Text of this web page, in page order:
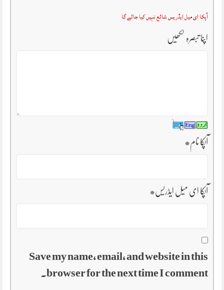
آپکا ای میل ایڈریس شائع نہیں کیا جائے گا
اپنا تبصرہ لکھیں
آپکا نام*
آپکا ای میل ایڈریس*
Save my name, email, and website in this
browser for the next time I comment.